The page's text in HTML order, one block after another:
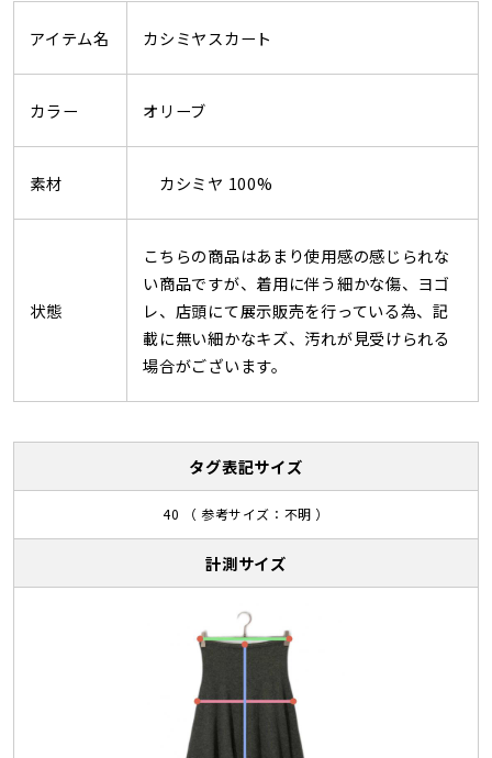
アイテム名 カシミヤスカート
カラー オリーブ
素材 カシミヤ 100%
状態
こちらの商品はあまり使用感の感じられな
い商品ですが、着用に伴う細かな傷、ヨゴ
レ、店頭にて展示販売を行っている為、記
載に無い細かなキズ、汚れが見受けられる
場合がございます。
タグ表記サイズ
40 （ 参考サイズ：不明 ）
計測サイズ